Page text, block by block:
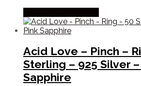
Acid Love – Pinch –
Sterling – 925 Silver
Sapphire